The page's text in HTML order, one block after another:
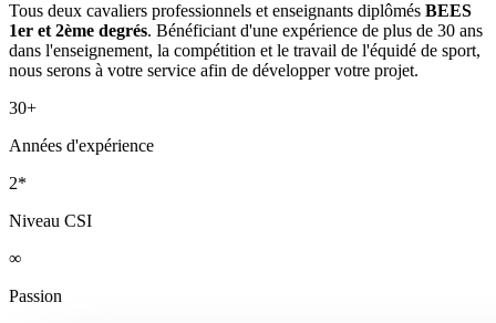
Tous deux cavaliers professionnels et enseignants diplômés BEES
1er et 2ème degrés. Bénéficiant d'une expérience de plus de 30 ans
dans l'enseignement, la compétition et le travail de l'équidé de sport,
nous serons à votre service afin de développer votre projet.
30+
Années d'expérience
2*
Niveau CSI
∞
Passion